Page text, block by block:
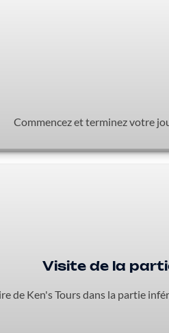
Commencez et terminez votre
Visite de la
de Ken's Tours dans la partie